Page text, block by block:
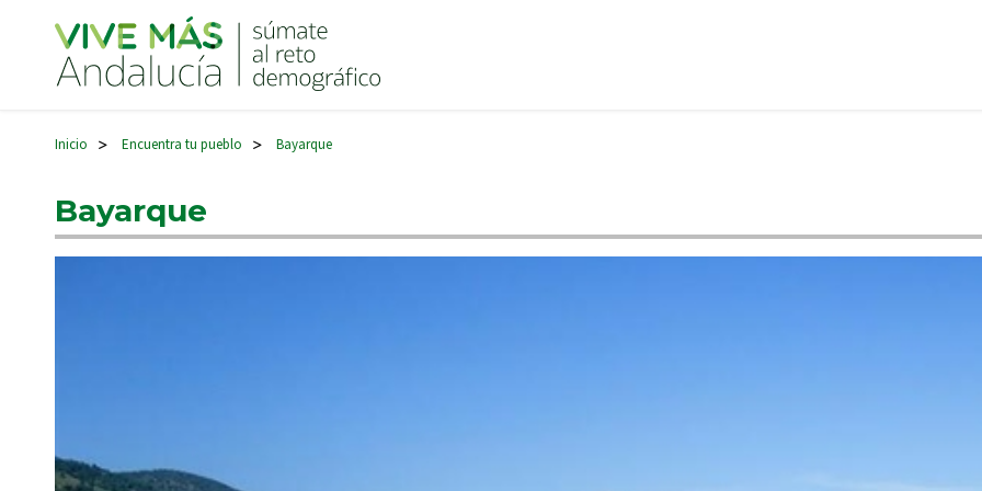
Navegación principal
Inicio > Encuentra tu pueblo > Bayarque
Bayarque